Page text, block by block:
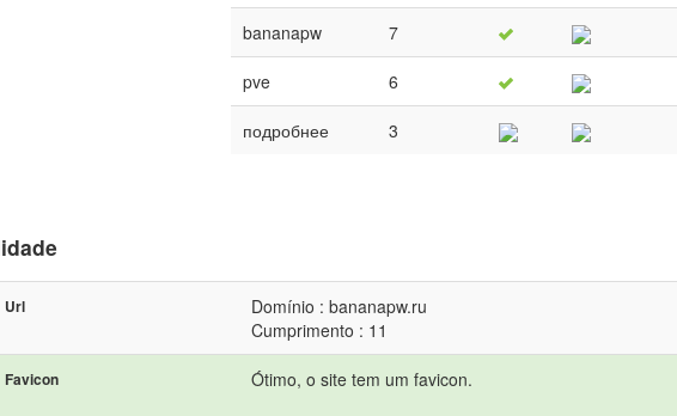
bananapw 7
pve 6
подробнее 3
Url
Domínio : bananapw.ru
Cumprimento : 11
Favicon Ótimo, o site tem um favicon.